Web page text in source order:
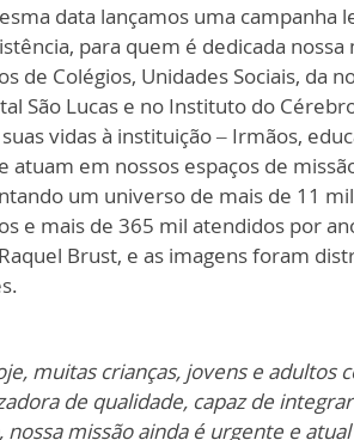
data lançamos uma campanha
para quem é dedicada
de Colégios, Unidades Sociais, da
São Lucas e no Instituto do
vidas à instituição – Irmãos,
atuam em nossos espaços de
um universo de mais de 11
e mais de 365 mil atendidos por
Brust, e as imagens foram
muitas crianças, jovens e adultos
de qualidade, capaz de
nossa missão ainda é urgente e